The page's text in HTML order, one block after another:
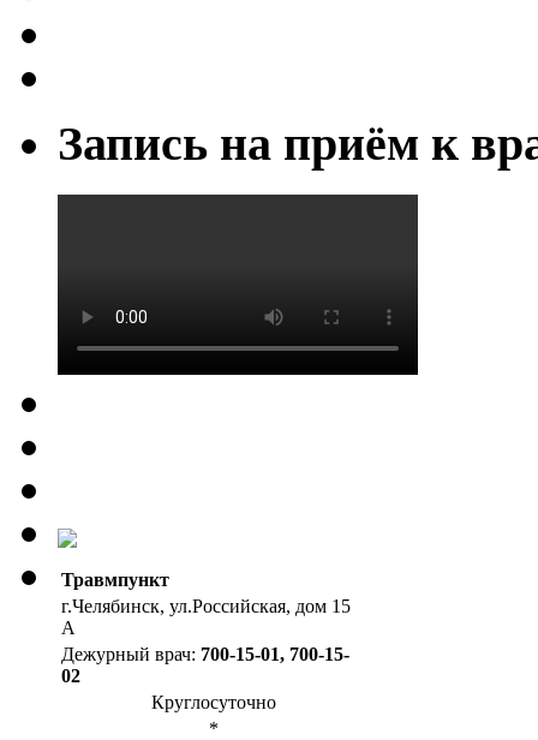
Запись на приём к
Травмпункт
г.Челябинск, ул.Российская, дом 15
А
Дежурный врач: 700-15-01, 700-15-
02
Круглосуточно
*